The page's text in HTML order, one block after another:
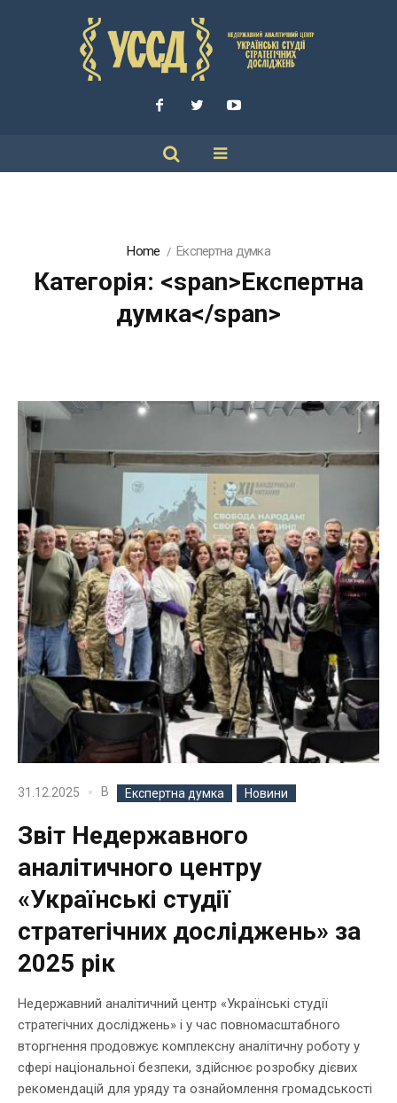
Home Експертна думка
Категорія: <span>Експертна
думка</span>
31.12.2025 В Експертна думка Новини
Звіт Недержавного
аналітичного центру
«Українські студії
стратегічних досліджень» за
2025 рік
Недержавний аналітичний центр «Українські студії
стратегічних досліджень» і у час повномасштабного
вторгнення продовжує комплексну аналітичну роботу у
сфері національної безпеки, здійснює розробку дієвих
рекомендацій для уряду та ознайомлення громадськості